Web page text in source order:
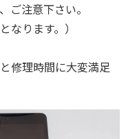
ご注意下さい。
なります。）
修理時間に大変満足